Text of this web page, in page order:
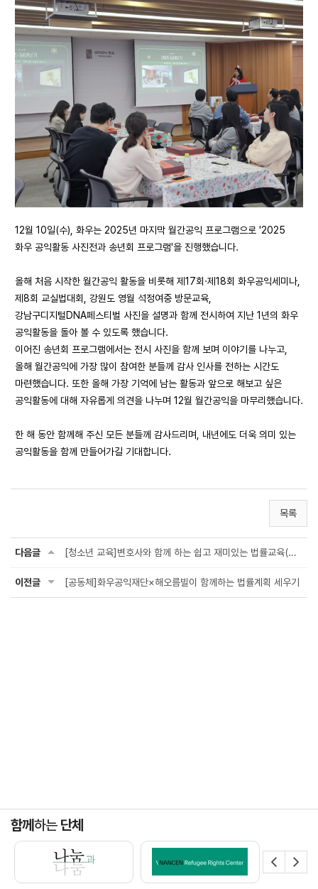
12월 10일(수), 화우는 2025년 마지막 월간공익 프로그램으로 '2025
화우 공익활동 사진전과 송년회 프로그램'을 진행했습니다.
올해 처음 시작한 월간공익 활동을 비롯해 제17회·제18회 화우공익세미나,
제8회 교실법대회, 강원도 영월 석정여중 방문교육,
강남구디지털DNA페스티벌 사진을 설명과 함께 전시하여 지난 1년의 화우
공익활동을 돌아 볼 수 있도록 했습니다.
이어진 송년회 프로그램에서는 전시 사진을 함께 보며 이야기를 나누고,
올해 월간공익에 가장 많이 참여한 분들께 감사 인사를 전하는 시간도
마련했습니다. 또한 올해 가장 기억에 남는 활동과 앞으로 해보고 싶은
공익활동에 대해 자유롭게 의견을 나누며 12월 월간공익을 마무리했습니다.
한 해 동안 함께해 주신 모든 분들께 감사드리며, 내년에도 더욱 의미 있는
공익활동을 함께 만들어가길 기대합니다.
목록
다음글 [청소년 교육]변호사와 함께 하는 쉽고 재미있는 법률교육(찾아가는 법률교육)
이전글 [공동체]화우공익재단×해오름빌이 함께하는 법률계획 세우기
함께하는 단체